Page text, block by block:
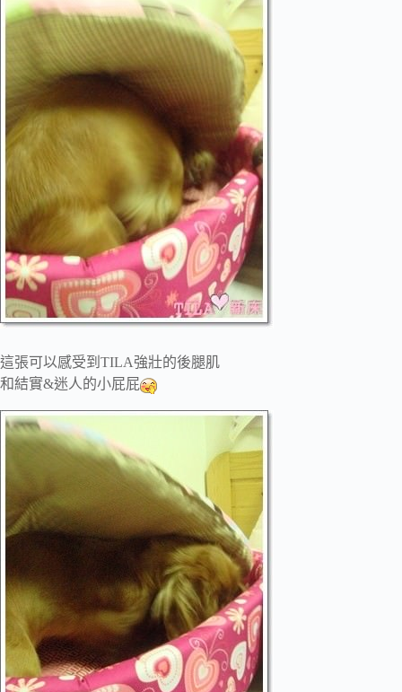
這張可以感受到TILA強壯的後腿肌
和結實&迷人的小屁屁